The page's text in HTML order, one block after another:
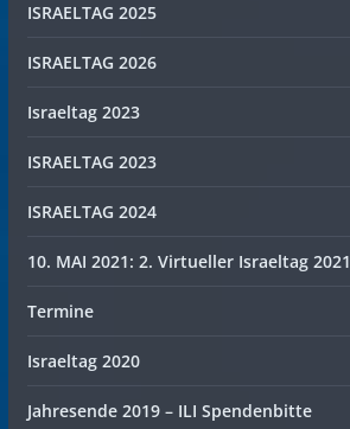
ISRAELTAG 2025
ISRAELTAG 2026
Israeltag 2023
ISRAELTAG 2023
ISRAELTAG 2024
10. MAI 2021: 2. Virtueller Israeltag 2021
Termine
Israeltag 2020
Jahresende 2019 – ILI Spendenbitte